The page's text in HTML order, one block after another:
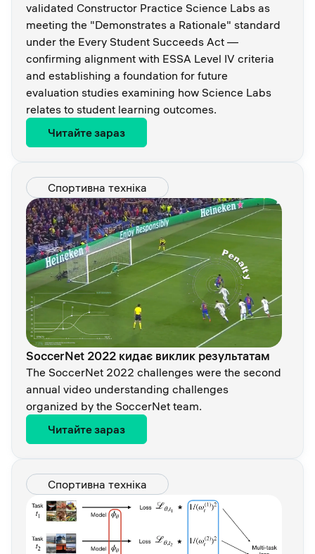
validated Constructor Practice Science Labs as
meeting the "Demonstrates a Rationale" standard
under the Every Student Succeeds Act —
confirming alignment with ESSA Level IV criteria
and establishing a foundation for future
evaluation studies examining how Science Labs
relates to student learning outcomes.
Читайте зараз
Спортивна техніка
SoccerNet 2022 кидає виклик результатам
The SoccerNet 2022 challenges were the second
annual video understanding challenges
organized by the SoccerNet team.
Читайте зараз
Спортивна техніка